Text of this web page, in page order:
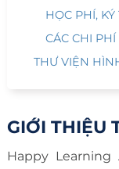
HỌC PHÍ, KÝ
CÁC CHI
THƯ VIỆN
GIỚI THIỆU
Happy